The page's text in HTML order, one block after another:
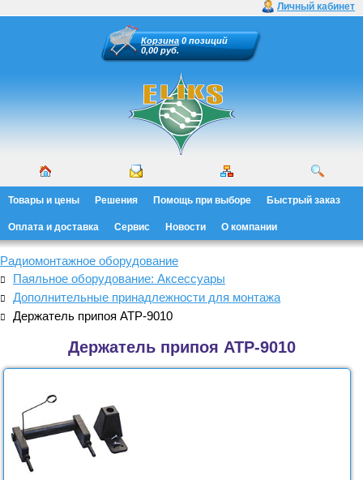
Личный кабинет
Корзина 0 позиций
0,00 руб.
Товары и цены Решения Помощь при выборе Быстрый заказ
Оплата и доставка Сервис Новости О компании
Радиомонтажное оборудование
Паяльное оборудование: Аксессуары
Дополнительные принадлежности для монтажа
Держатель припоя АТР-9010
Держатель припоя АТР-9010